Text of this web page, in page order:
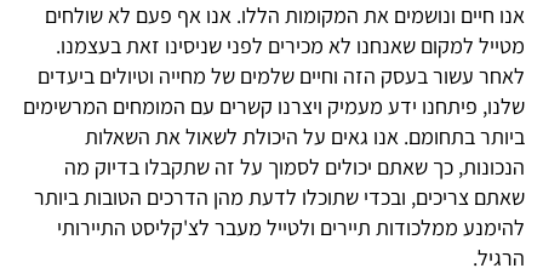
אנו חיים ונושמים את המקומות הללו. אנו אף פעם לא שולחים
מטייל למקום שאנחנו לא מכירים לפני שניסינו זאת בעצמנו.
לאחר עשור בעסק הזה וחיים שלמים של מחייה וטיולים ביעדים
שלנו, פיתחנו ידע מעמיק ויצרנו קשרים עם המומחים המרשימים
ביותר בתחומם. אנו גאים על היכולת לשאול את השאלות
הנכונות, כך שאתם יכולים לסמוך על זה שתקבלו בדיוק מה
שאתם צריכים, ובכדי שתוכלו לדעת מהן הדרכים הטובות ביותר
להימנע ממלכודות תיירים ולטייל מעבר לצ'קליסט התיירותי
הרגיל.